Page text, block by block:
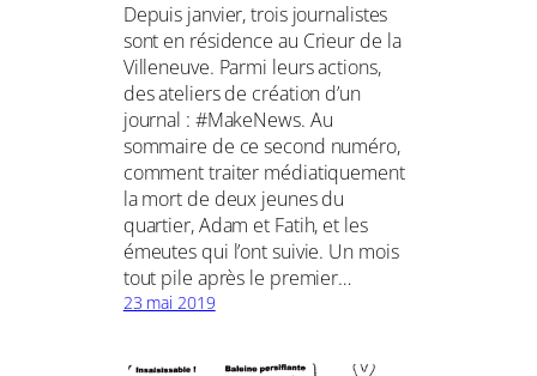
Depuis janvier, trois journalistes
sont en résidence au Crieur de la
Villeneuve. Parmi leurs actions,
des ateliers de création d’un
journal : #MakeNews. Au
sommaire de ce second numéro,
comment traiter médiatiquement
la mort de deux jeunes du
quartier, Adam et Fatih, et les
émeutes qui l’ont suivie. Un mois
tout pile après le premier…
23 mai 2019